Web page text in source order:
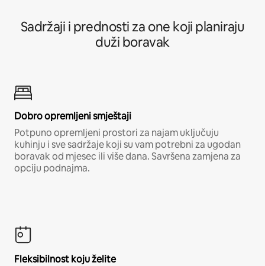
Sadržaji i prednosti za one koji planiraju
duži boravak
Dobro opremljeni smještaji
Potpuno opremljeni prostori za najam uključuju
kuhinju i sve sadržaje koji su vam potrebni za ugodan
boravak od mjesec ili više dana. Savršena zamjena za
opciju podnajma.
Fleksibilnost koju želite